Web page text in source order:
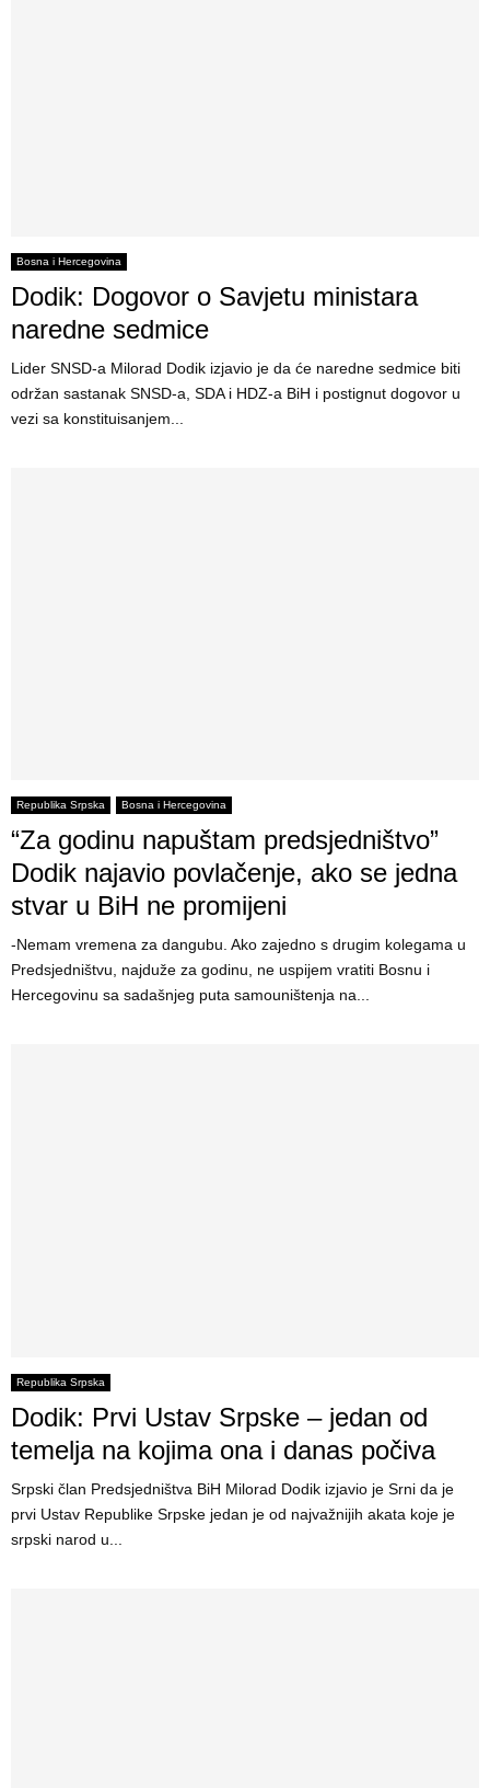
Bosna i Hercegovina
Dodik: Dogovor o Savjetu ministara
naredne sedmice
Lider SNSD-a Milorad Dodik izjavio je da će naredne sedmice biti
održan sastanak SNSD-a, SDA i HDZ-a BiH i postignut dogovor u
vezi sa konstituisanjem...
Republika Srpska Bosna i Hercegovina
“Za godinu napuštam predsjedništvo”
Dodik najavio povlačenje, ako se jedna
stvar u BiH ne promijeni
-Nemam vremena za dangubu. Ako zajedno s drugim kolegama u
Predsjedništvu, najduže za godinu, ne uspijem vratiti Bosnu i
Hercegovinu sa sadašnjeg puta samouništenja na...
Republika Srpska
Dodik: Prvi Ustav Srpske – jedan od
temelja na kojima ona i danas počiva
Srpski član Predsjedništva BiH Milorad Dodik izjavio je Srni da je
prvi Ustav Republike Srpske jedan je od najvažnijih akata koje je
srpski narod u...